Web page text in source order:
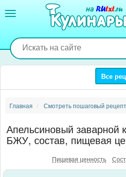
содержанию
Все
Главная Смотреть пошаговый рецепт
Апельсиновый заварной
БЖУ, состав, пищевая
Пищевая ценность